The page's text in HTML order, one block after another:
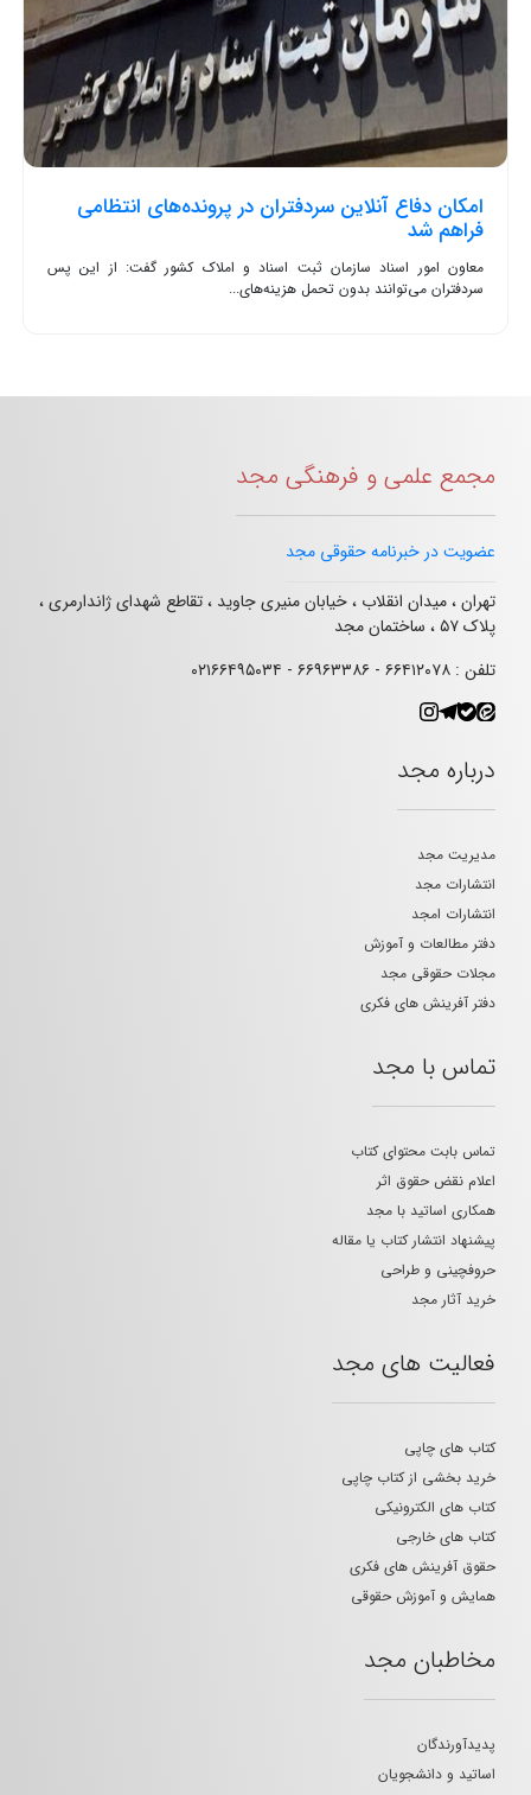
امکان دفاع آنلاین سردفتران در پرونده‌های انتظامی
فراهم شد
معاون امور اسناد سازمان ثبت اسناد و املاک کشور گفت: از این پس
سردفتران می‌توانند بدون تحمل هزینه‌های...
مجمع علمی و فرهنگی مجد
عضویت در خبرنامه حقوقی مجد
تهران ، میدان انقلاب ، خیابان منیری جاوید ، تقاطع شهدای ژاندارمری ،
پلاک ۵۷ ، ساختمان مجد
تلفن : ۶۶۴۱۲۰۷۸ - ۶۶۹۶۳۳۸۶ - ۰۲۱۶۶۴۹۵۰۳۴
درباره مجد
مدیریت مجد
انتشارات مجد
انتشارات امجد
دفتر مطالعات و آموزش
مجلات حقوقی مجد
دفتر آفرینش های فکری
تماس با مجد
تماس بابت محتوای کتاب
اعلام نقض حقوق اثر
همکاری اساتید با مجد
پیشنهاد انتشار کتاب یا مقاله
حروفچینی و طراحی
خرید آثار مجد
فعالیت های مجد
کتاب های چاپی
خرید بخشی از کتاب چاپی
کتاب های الکترونیکی
کتاب های خارجی
حقوق آفرینش های فکری
همایش و آموزش حقوقی
مخاطبان مجد
پدیدآورندگان
اساتید و دانشجویان